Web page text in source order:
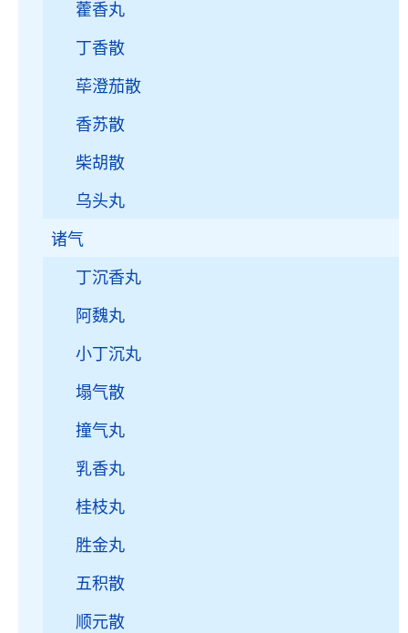
藿香丸
丁香散
荜澄茄散
香苏散
柴胡散
乌头丸
诸气
丁沉香丸
阿魏丸
小丁沉丸
塌气散
撞气丸
乳香丸
桂枝丸
胜金丸
五积散
顺元散